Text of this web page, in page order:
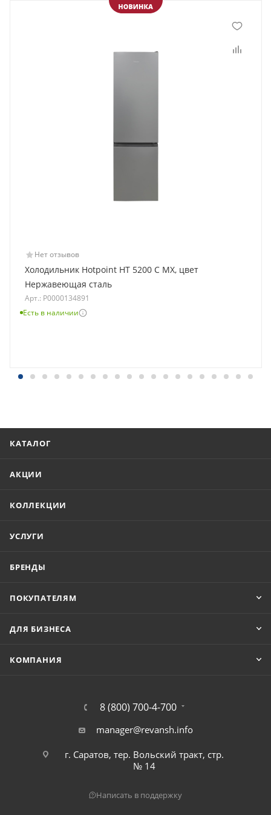
Нет отзывов
Холодильник Hotpoint HT 5200 C MX, цвет
Нержавеющая сталь
Арт.: Р0000134891
Есть в наличии
КАТАЛОГ
АКЦИИ
КОЛЛЕКЦИИ
УСЛУГИ
БРЕНДЫ
ПОКУПАТЕЛЯМ
ДЛЯ БИЗНЕСА
КОМПАНИЯ
8 (800) 700-4-700
manager@revansh.info
г. Саратов, тер. Вольский тракт, стр.
№ 14
Написать в поддержку